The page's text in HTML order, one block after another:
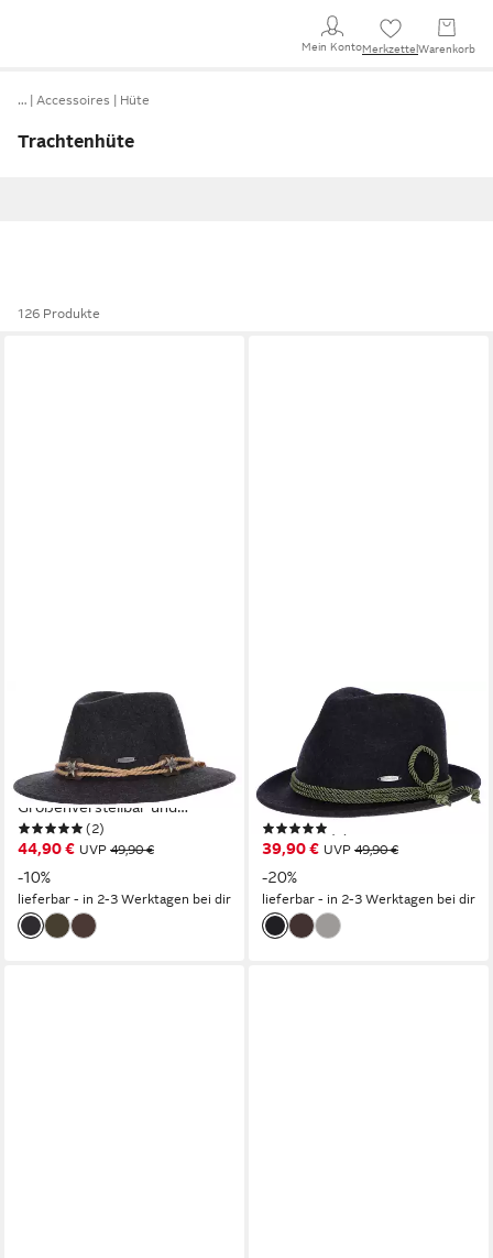
Mein KontoMerkzettel Warenkorb
… Accessoires Hüte
Trachtenhüte
126 Produkte
STEIGENHÖFER MANUFAKTUR
Trachtenhut Herren Georg -
bayrischer Wanderhut Tiroler
Art aus 100% Schurwolle
Größenverstellbar und
integriertes Schweißband,
Ideal fürs Oktoberfest
(2)
44,90 € UVP 49,90 €
-10%
lieferbar - in 2-3 Werktagen bei dir
STEIGENHÖFER MANUFAKTUR
Trachtenhut Herren JAKOB -
bayrischer Wanderhut
Dreispitz aus 100%
Schurwolle Größenverstellbar
und integriertes
Schweißband, Ideal fürs
Oktoberfest
39,90 € UVP 49,90 €
-20%
lieferbar - in 2-3 Werktagen bei dir